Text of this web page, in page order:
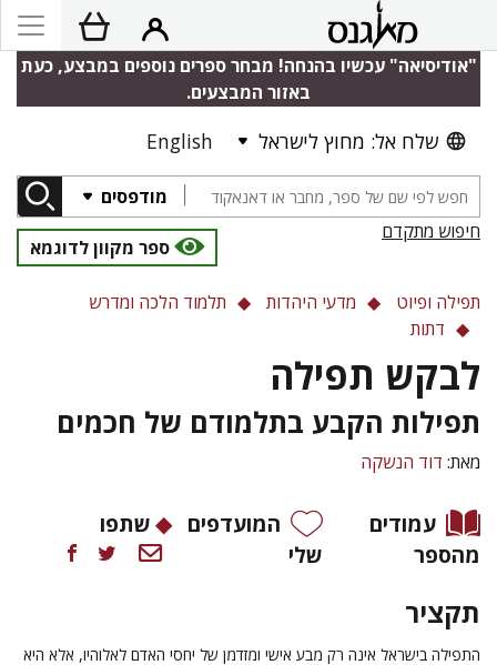
"אודיסיאה" עכשיו בהנחה! מבחר ספרים נוספים במבצע, כעת
באזור המבצעים.
שלח אל: מחוץ לישראל English
מודפסים
חיפוש מתקדם
ספר מקוון לדוגמא
תפילה ופיוט מדעי היהדות
תלמוד הלכה ומדרש
דתות
לבקש תפילה
תפילות הקבע בתלמודם של חכמים
מאת: דוד הנשקה
עמודים
מהספר
המועדפים
שלי
שתפו
תקציר
התפילה בישראל אינה רק מבע אישי ומזדמן של יחסי האדם לאלוהיו, אלא היא